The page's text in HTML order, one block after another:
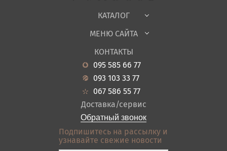
КАТАЛОГ
Детская
Садовая мебель
Гостиная
Кухня
Прихожие
Ванная
Акции
МЕНЮ САЙТА
Новости
Гарантия
Кредит
Оплата и доставка
Отзывы
Контакты
Карта сайта
КОНТАКТЫ
095 585 66 77
093 103 33 77
067 586 55 77
Доставка/сервис
Обратный звонок
Подпишитесь на рассылку и
узнавайте свежие новости